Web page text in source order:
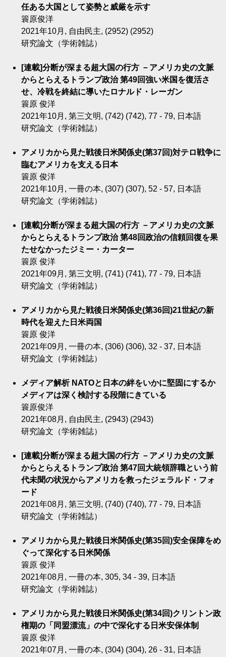
任ある大国として姿勢と威厳を示す
簑原俊洋
2021年10月, 自由民主, (2952) (2952)
研究論文（学術雑誌）
[連載]分断が深まる超大国の行方 －アメリカ史の文脈
からとらえるトランプ政治 第49回強い米国を復活さ
せ、冷戦を終結に導いたロナルド・レーガン
簑原 俊洋
2021年10月, 第三文明, (742) (742), 77 - 79, 日本語
研究論文（学術雑誌）
アメリカから見た戦後日米関係史(第37回)対テロ戦争に
臨むアメリカを支える日本
簑原 俊洋
2021年10月, 一冊の本, (307) (307), 52 - 57, 日本語
研究論文（学術雑誌）
[連載]分断が深まる超大国の行方 －アメリカ史の文脈
からとらえるトランプ政治 第48回政治の信頼回復を果
たせなかったジミー・カーター
簑原 俊洋
2021年09月, 第三文明, (741) (741), 77 - 79, 日本語
研究論文（学術雑誌）
アメリカから見た戦後日米関係史(第36回)21世紀の新
時代を迎えた日米両国
簑原 俊洋
2021年09月, 一冊の本, (306) (306), 32 - 37, 日本語
研究論文（学術雑誌）
メディア解析 NATOと日本の絆をいかに堅固にするか
メディアは深く検討する段階にきている
簑原俊洋
2021年08月, 自由民主, (2943) (2943)
研究論文（学術雑誌）
[連載]分断が深まる超大国の行方 －アメリカ史の文脈
からとらえるトランプ政治 第47回大統領辞職という前
代未聞の状況からアメリカを救ったジェラルド・フォ
ード
2021年08月, 第三文明, (740) (740), 77 - 79, 日本語
研究論文（学術雑誌）
アメリカから見た戦後日米関係史(第35回)安全保障をめ
ぐって深化する日米関係
簑原 俊洋
2021年08月, 一冊の本, 305, 34 - 39, 日本語
研究論文（学術雑誌）
アメリカから見た戦後日米関係史(第34回)クリントン政
権期の「同盟漂流」の中で深化する日米安保体制
簑原 俊洋
2021年07月, 一冊の本, (304) (304), 26 - 31, 日本語